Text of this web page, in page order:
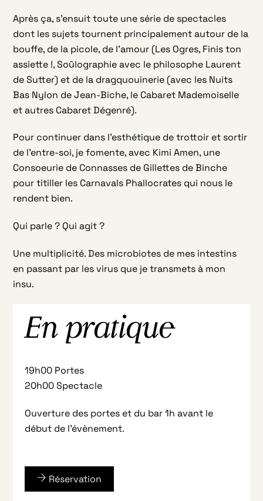
Après ça, s’ensuit toute une série de spectacles
dont les sujets tournent principalement autour de la
bouffe, de la picole, de l’amour (Les Ogres, Finis ton
assiette !, Soûlographie avec le philosophe Laurent
de Sutter) et de la dragquouinerie (avec les Nuits
Bas Nylon de Jean-Biche, le Cabaret Mademoiselle
et autres Cabaret Dégenré).
Pour continuer dans l’esthétique de trottoir et sortir
de l’entre-soi, je fomente, avec Kimi Amen, une
Consoeurie de Connasses de Gillettes de Binche
pour titiller les Carnavals Phallocrates qui nous le
rendent bien.
Qui parle ? Qui agit ?
Une multiplicité. Des microbiotes de mes intestins
en passant par les virus que je transmets à mon
insu.
En pratique
19h00 Portes
20h00 Spectacle
Ouverture des portes et du bar 1h avant le
début de l’évènement.
Réservation